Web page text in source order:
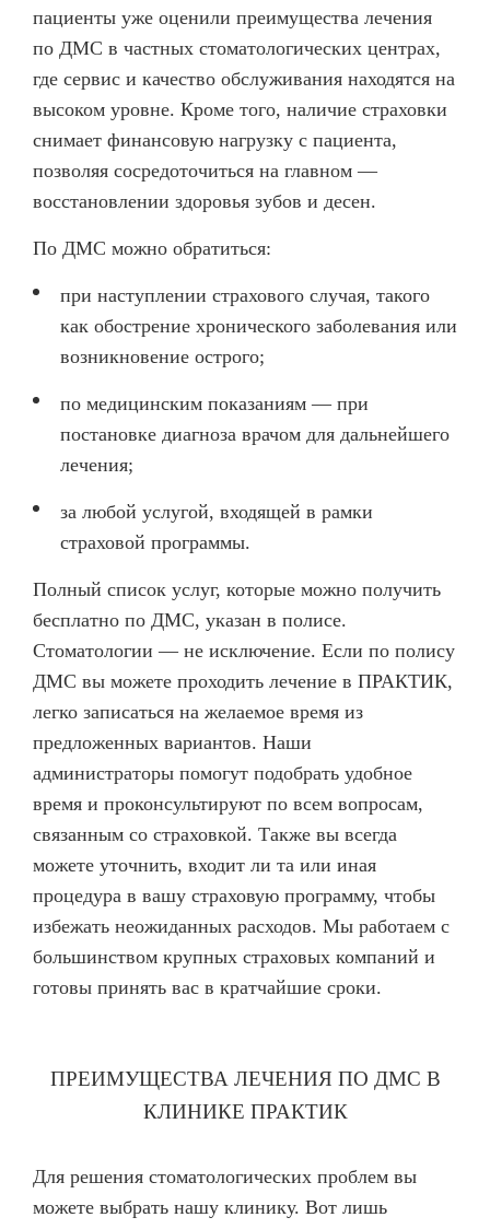
Вкладки
Съемные зубные протезы
Бюгельные протезы
ТОВАРЫ
КОНТАКТЫ
ОТЗЫВЫ
СТАТЬИ
ВАКАНСИИ
АКЦИИ
ФОТОГАЛЕРЕЯ
ОФИЦИАЛЬНАЯ ИНФОРМАЦИЯ
ОБОРУДОВАНИЕ
пациенты уже оценили преимущества лечения
по ДМС в частных стоматологических центрах,
где сервис и качество обслуживания находятся на
высоком уровне. Кроме того, наличие страховки
снимает финансовую нагрузку с пациента,
позволяя сосредоточиться на главном —
восстановлении здоровья зубов и десен.
По ДМС можно обратиться:
при наступлении страхового случая, такого
как обострение хронического заболевания или
возникновение острого;
по медицинским показаниям — при
постановке диагноза врачом для дальнейшего
лечения;
за любой услугой, входящей в рамки
страховой программы.
Полный список услуг, которые можно получить
бесплатно по ДМС, указан в полисе.
Стоматологии — не исключение. Если по полису
ДМС вы можете проходить лечение в ПРАКТИК,
легко записаться на желаемое время из
предложенных вариантов. Наши
администраторы помогут подобрать удобное
время и проконсультируют по всем вопросам,
связанным со страховкой. Также вы всегда
можете уточнить, входит ли та или иная
процедура в вашу страховую программу, чтобы
избежать неожиданных расходов. Мы работаем с
большинством крупных страховых компаний и
готовы принять вас в кратчайшие сроки.
ПРЕИМУЩЕСТВА ЛЕЧЕНИЯ ПО ДМС В
КЛИНИКЕ ПРАКТИК
Для решения стоматологических проблем вы
можете выбрать нашу клинику. Вот лишь